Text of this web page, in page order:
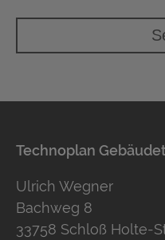
Technoplan
Ulrich Wegner
Bachweg 8
33758 Schloß Holte-